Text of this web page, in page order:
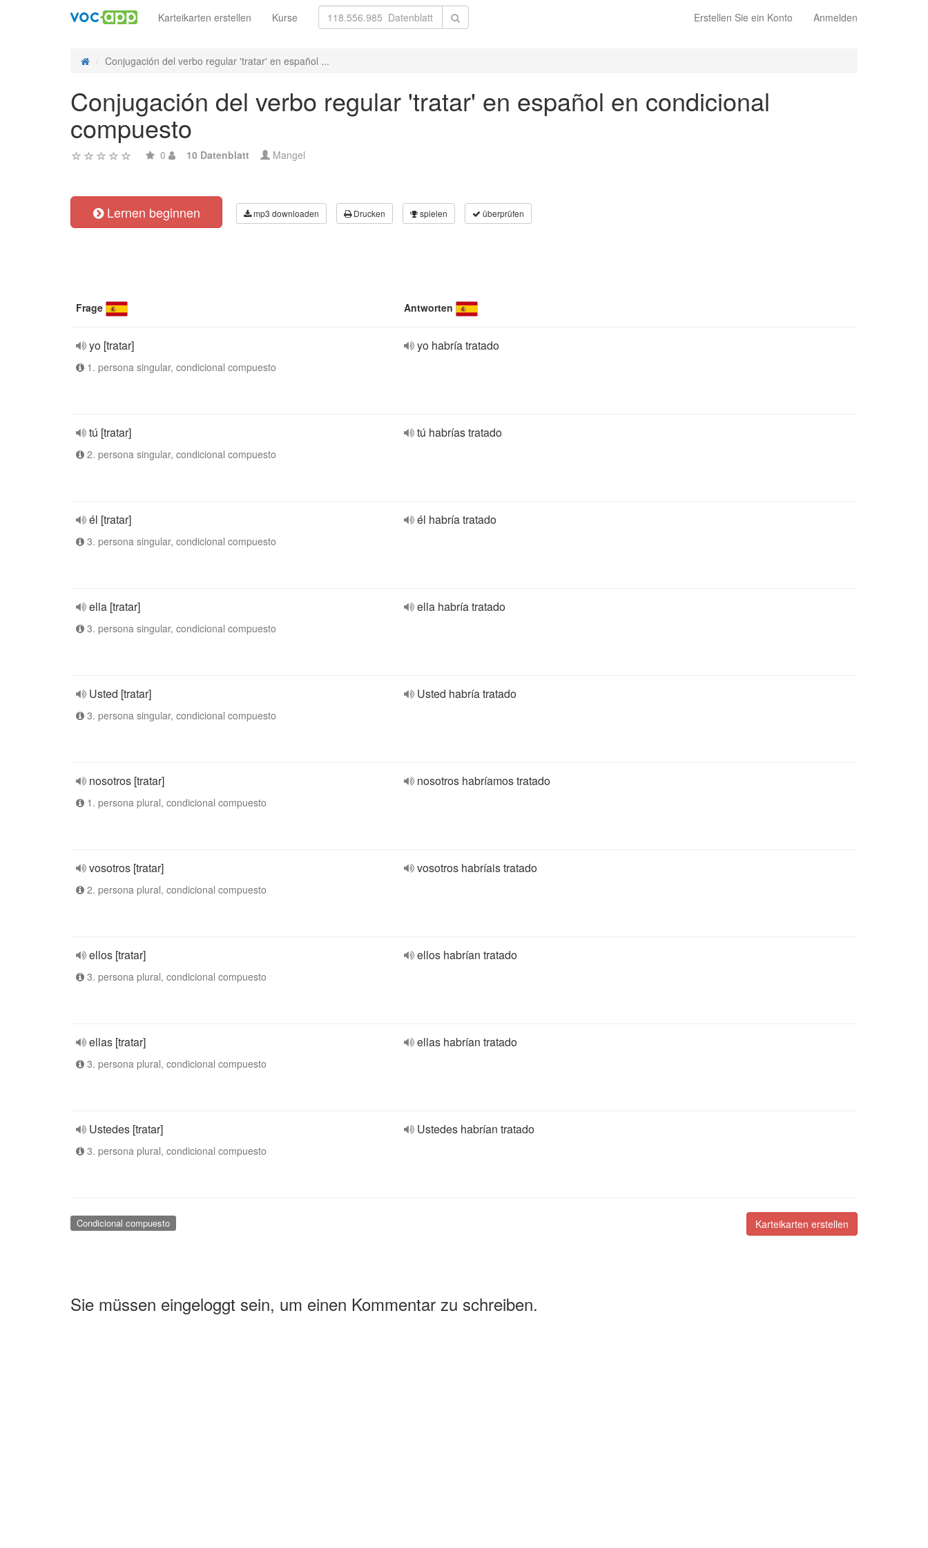
Erstellen Sie ein Konto Anmelden
Karteikarten erstellen Kurse
Conjugación del verbo regular 'tratar' en español ...
Conjugación del verbo regular 'tratar' en español en condicional
compuesto
0 10 Datenblatt Mangel
Lernen beginnen mp3 downloaden Drucken spielen überprüfen
Frage Antworten
yo [tratar]
1. persona singular, condicional compuesto
yo habría tratado
tú [tratar]
2. persona singular, condicional compuesto
tú habrías tratado
él [tratar]
3. persona singular, condicional compuesto
él habría tratado
ella [tratar]
3. persona singular, condicional compuesto
ella habría tratado
Usted [tratar]
3. persona singular, condicional compuesto
Usted habría tratado
nosotros [tratar]
1. persona plural, condicional compuesto
nosotros habríamos tratado
vosotros [tratar]
2. persona plural, condicional compuesto
vosotros habríais tratado
ellos [tratar]
3. persona plural, condicional compuesto
ellos habrían tratado
ellas [tratar]
3. persona plural, condicional compuesto
ellas habrían tratado
Ustedes [tratar]
3. persona plural, condicional compuesto
Ustedes habrían tratado
Karteikarten erstellen
Condicional compuesto
Sie müssen eingeloggt sein, um einen Kommentar zu schreiben.